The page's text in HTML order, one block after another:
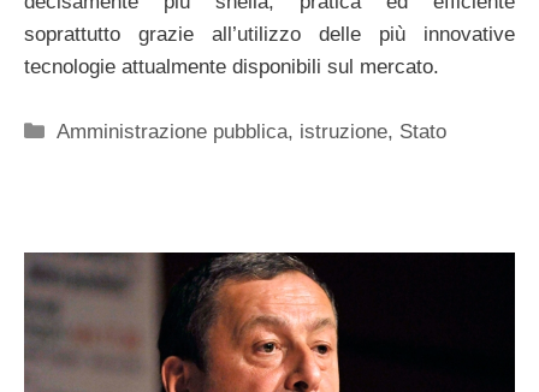
soprattutto grazie all’utilizzo delle più innovative
tecnologie attualmente disponibili sul mercato.
Categorie
Amministrazione pubblica, istruzione, Stato